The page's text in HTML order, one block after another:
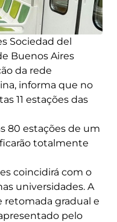
Sociedad del
Buenos Aires
da rede
informa que no
11 estações das
80 estações de um
totalmente
coincidirá com o
universidades. A
retomada gradual e
pelo